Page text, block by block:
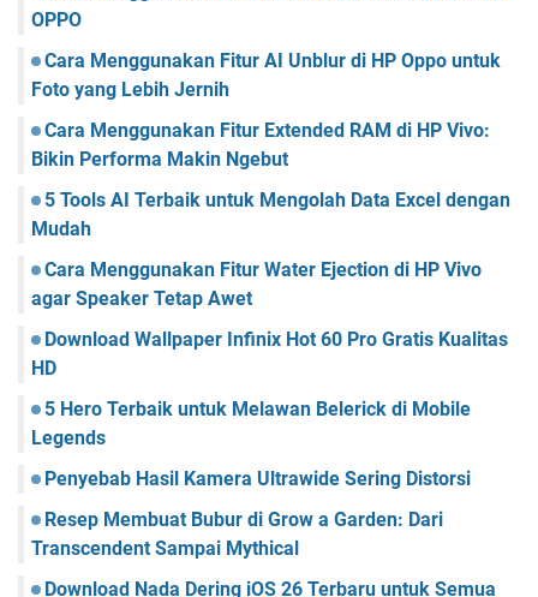
OPPO
Cara Menggunakan Fitur AI Unblur di HP Oppo untuk
Foto yang Lebih Jernih
Cara Menggunakan Fitur Extended RAM di HP Vivo:
Bikin Performa Makin Ngebut
5 Tools AI Terbaik untuk Mengolah Data Excel dengan
Mudah
Cara Menggunakan Fitur Water Ejection di HP Vivo
agar Speaker Tetap Awet
Download Wallpaper Infinix Hot 60 Pro Gratis Kualitas
HD
5 Hero Terbaik untuk Melawan Belerick di Mobile
Legends
Penyebab Hasil Kamera Ultrawide Sering Distorsi
Resep Membuat Bubur di Grow a Garden: Dari
Transcendent Sampai Mythical
Download Nada Dering iOS 26 Terbaru untuk Semua